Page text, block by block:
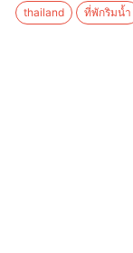
thailand ที่พักริมน้ำ